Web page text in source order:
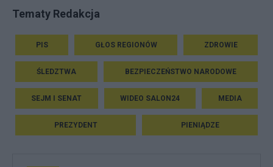
Tematy Redakcja
PIS GŁOS REGIONÓW ZDROWIE
ŚLEDZTWA BEZPIECZEŃSTWO NARODOWE
SEJM I SENAT WIDEO SALON24 MEDIA
PREZYDENT PIENIĄDZE